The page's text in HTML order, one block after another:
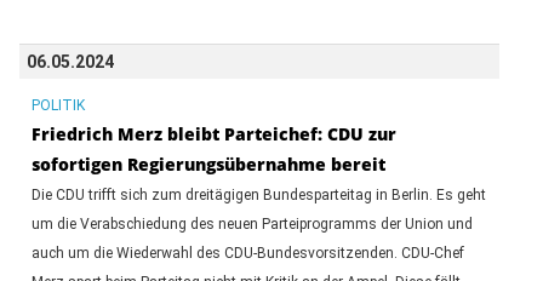
06.05.2024
POLITIK
Friedrich Merz bleibt Parteichef: CDU zur
sofortigen Regierungsübernahme bereit
Die CDU trifft sich zum dreitägigen Bundesparteitag in Berlin. Es geht
um die Verabschiedung des neuen Parteiprogramms der Union und
auch um die Wiederwahl des CDU-Bundesvorsitzenden. CDU-Chef